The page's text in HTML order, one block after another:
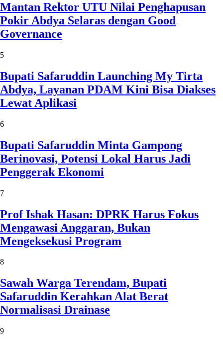
Mantan Rektor UTU Nilai Penghapusan
Pokir Abdya Selaras dengan Good
Governance
5
Bupati Safaruddin Launching My Tirta
Abdya, Layanan PDAM Kini Bisa Diakses
Lewat Aplikasi
6
Bupati Safaruddin Minta Gampong
Berinovasi, Potensi Lokal Harus Jadi
Penggerak Ekonomi
7
Prof Ishak Hasan: DPRK Harus Fokus
Mengawasi Anggaran, Bukan
Mengeksekusi Program
8
Sawah Warga Terendam, Bupati
Safaruddin Kerahkan Alat Berat
Normalisasi Drainase
9